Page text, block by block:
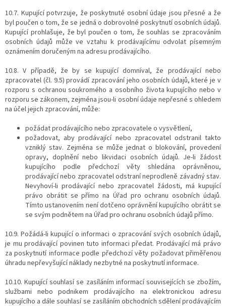
10.7. Kupující potvrzuje, že poskytnuté osobní údaje jsou přesné a že
byl poučen o tom, že se jedná o dobrovolné poskytnutí osobních údajů.
Kupující prohlašuje, že byl poučen o tom, že souhlas se zpracováním
osobních údajů může ve vztahu k prodávajícímu odvolat písemným
oznámením doručeným na adresu prodávajícího.
10.8. V případě, že by se kupující domníval, že prodávající nebo
zpracovatel (čl. 9.5) provádí zpracování jeho osobních údajů, které je v
rozporu s ochranou soukromého a osobního života kupujícího nebo v
rozporu se zákonem, zejména jsou-li osobní údaje nepřesné s ohledem
na účel jejich zpracování, může:
požádat prodávajícího nebo zpracovatele o vysvětlení,
požadovat, aby prodávající nebo zpracovatel odstranil takto
vzniklý stav. Zejména se může jednat o blokování, provedení
opravy, doplnění nebo likvidaci osobních údajů. Je-li žádost
kupujícího podle předchozí věty shledána oprávněnou,
prodávající nebo zpracovatel odstraní neprodleně závadný stav.
Nevyhoví-li prodávající nebo zpracovatel žádosti, má kupující
právo obrátit se přímo na Úřad pro ochranu osobních údajů.
Tímto ustanovením není dotčeno oprávnění kupujícího obrátit se
se svým podnětem na Úřad pro ochranu osobních údajů přímo.
10.9. Požádá-li kupující o informaci o zpracování svých osobních údajů,
je mu prodávající povinen tuto informaci předat. Prodávající má právo
za poskytnutí informace podle předchozí věty požadovat přiměřenou
úhradu nepřevyšující náklady nezbytné na poskytnutí informace.
10.10. Kupující souhlasí se zasíláním informací souvisejících se zbožím,
službami nebo podnikem prodávajícího na elektronickou adresu
kupujícího a dále souhlasí se zasíláním obchodních sdělení prodávajícím